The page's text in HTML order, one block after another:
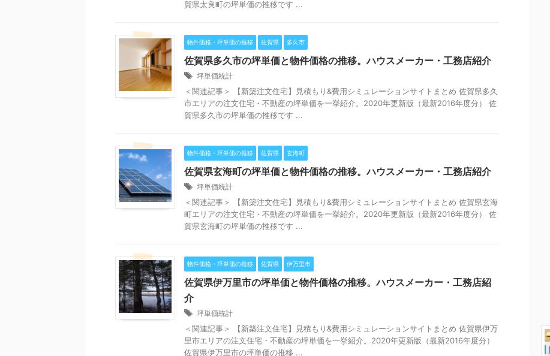
賀県太良町の坪単価の推移です ...
物件価格・坪単価の推移 佐賀県 多久市
佐賀県多久市の坪単価と物件価格の推移。ハウスメーカー・工務店紹介
坪単価統計
＜関連記事＞ 【新築注文住宅】見積もり&費用シミュレーションサイトまとめ 佐賀県多久
市エリアの注文住宅・不動産の坪単価を一挙紹介。2020年更新版（最新2016年度分） 佐
賀県多久市の坪単価の推移です ...
物件価格・坪単価の推移 佐賀県 玄海町
佐賀県玄海町の坪単価と物件価格の推移。ハウスメーカー・工務店紹介
坪単価統計
＜関連記事＞ 【新築注文住宅】見積もり&費用シミュレーションサイトまとめ 佐賀県玄海
町エリアの注文住宅・不動産の坪単価を一挙紹介。2020年更新版（最新2016年度分） 佐
賀県玄海町の坪単価の推移です ...
物件価格・坪単価の推移 佐賀県 伊万里市
佐賀県伊万里市の坪単価と物件価格の推移。ハウスメーカー・工務店紹
介
坪単価統計
＜関連記事＞ 【新築注文住宅】見積もり&費用シミュレーションサイトまとめ 佐賀県伊万
里市エリアの注文住宅・不動産の坪単価を一挙紹介。2020年更新版（最新2016年度分）
佐賀県伊万里市の坪単価の推移 ...